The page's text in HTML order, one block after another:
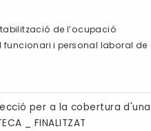
de l’ocupació
funcionari i personal laboral de
per a la cobertura d'una
_ FINALITZAT